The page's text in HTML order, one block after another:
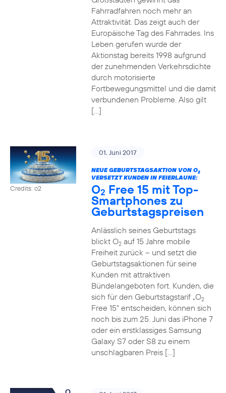
Fahrradfahren noch mehr an
Attraktivität. Das zeigt auch der
Europäische Tag des Fahrrades. Ins
Leben gerufen wurde der
Aktionstag bereits 1998 aufgrund
der zunehmenden Verkehrsdichte
durch motorisierte
Fortbewegungsmittel und die damit
verbundenen Probleme. Also gilt
[…]
Credits: o2
01. Juni 2017
NEUE GEBURTSTAGSAKTION VON O2
VERSETZT KUNDEN IN FEIERLAUNE:
O2 Free 15 mit Top-
Smartphones zu
Geburtstagspreisen
Anlässlich seines Geburtstags
blickt O2auf 15 Jahre mobile
Freiheit zurück – und setzt die
Geburtstagsaktionen für seine
Kunden mit attraktiven
Bündelangeboten fort. Kunden, die
sich für den Geburtstagstarif „O2
Free 15“ entscheiden, können sich
noch bis zum 25. Juni das iPhone 7
oder ein erstklassiges Samsung
Galaxy S7 oder S8 zu einem
unschlagbaren Preis […]